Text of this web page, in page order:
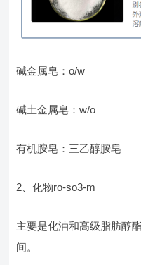
碱金属皂：o/w
碱土金属皂：w/o
有机胺皂：三乙醇胺皂
2、化物ro-so3-m
主要是化油和高级脂肪醇
间。